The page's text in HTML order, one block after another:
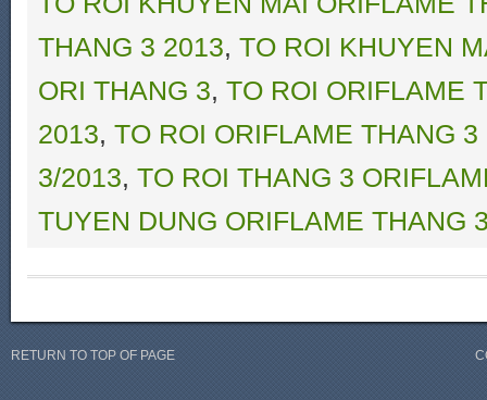
THANG 3 2013, TO ROI KHUYEN
ORI THANG 3, TO ROI ORIFLAME
2013, TO ROI ORIFLAME THANG
3/2013, TO ROI THANG 3
TUYEN DUNG ORIFLAME THANG
RETURN TO TOP OF PAGE